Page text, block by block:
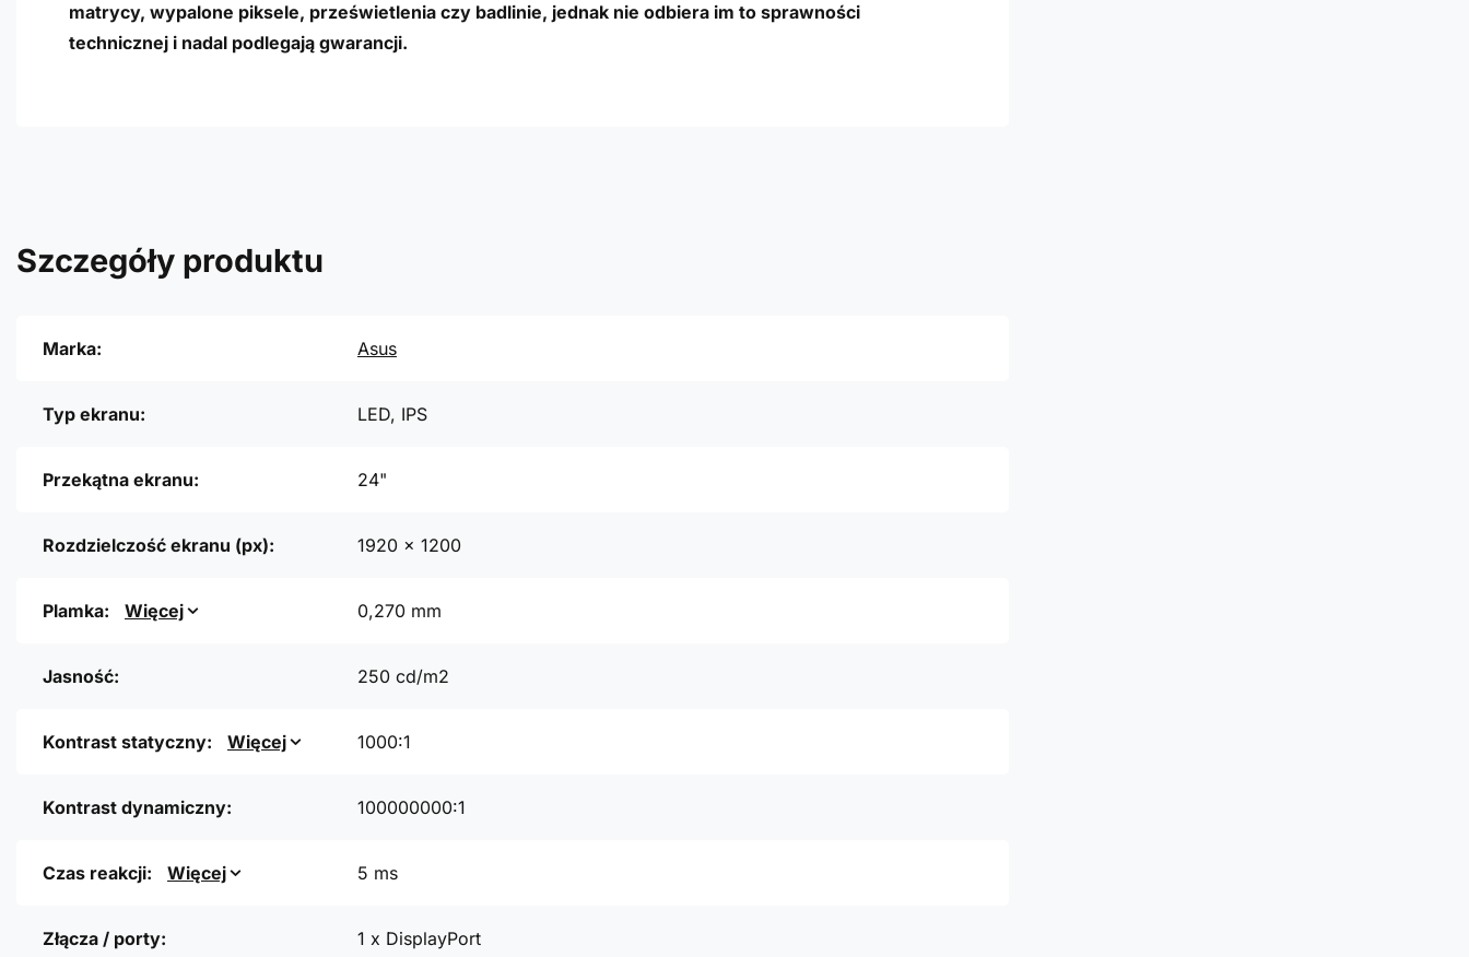
matrycy, wypalone piksele, prześwietlenia czy badlinie, jednak nie odbiera im to sprawności
technicznej i nadal podlegają gwarancji.
Szczegóły produktu
Marka: Asus
Typ ekranu: LED, IPS
Przekątna ekranu: 24"
Rozdzielczość ekranu (px): 1920 x 1200
Plamka: Więcej 0,270 mm
Jasność: 250 cd/m2
Kontrast statyczny: Więcej 1000:1
Kontrast dynamiczny: 100000000:1
Czas reakcji: Więcej 5 ms
Złącza / porty:
1 x DisplayPort